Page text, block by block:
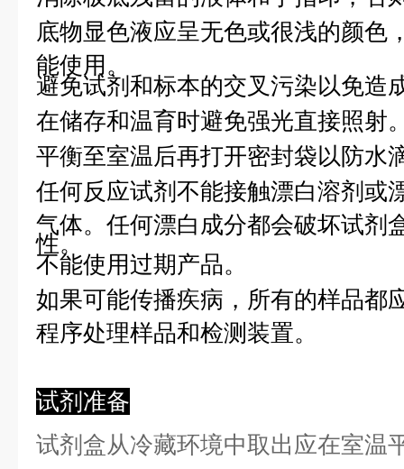
底物显色液应呈无色或很浅的颜色
能使用。
避免试剂和标本的交叉污染以免造
在储存和温育时避免强光直接照射
平衡至室温后再打开密封袋以防水
任何反应试剂不能接触漂白溶剂或
气体。任何漂白成分都会破坏试剂
性。
不能使用过期产品。
如果可能传播疾病，所有的样品都
程序处理样品和检测装置。
试剂准备
试剂盒从冷藏环境中取出应在室温